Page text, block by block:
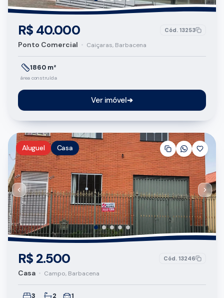
R$ 40.000 Cód. 13253
Ponto Comercial • Caiçaras, Barbacena
1860 m²
área construída
Ver imóvel➔
Aluguel Casa
R$ 2.500 Cód. 13246
Casa • Campo, Barbacena
3 2 1